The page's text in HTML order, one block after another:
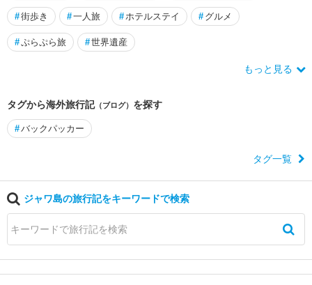
#街歩き #一人旅 # ホテルステイ # グルメ
#ぷらぷら旅 #世界遺産
もっと見る
タグから海外旅行記（ブログ） を探す
#バックパッカー
タグ一覧
ジャワ島の旅行記をキーワードで検索